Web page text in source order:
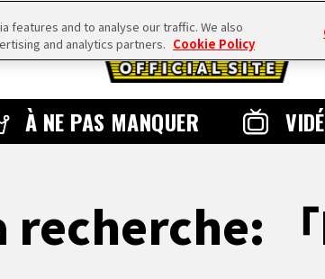
À NE PAS MANQUER
「
features and to analyse our traffic. We also
and analytics partners. Cookie Policy